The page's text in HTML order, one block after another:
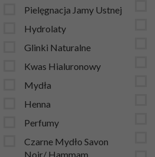
Pielęgnacja Jamy Ustnej
Hydrolaty
Glinki Naturalne
Kwas Hialuronowy
Mydła
Henna
Perfumy
Czarne Mydło Savon
Noir/ Hammam